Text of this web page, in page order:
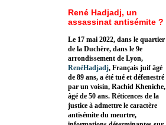
René Hadjadj, un
assassinat antisémite ?
Le 17 mai 2022, dans le quartier
de la Duchère, dans le 9e
arrondissement de Lyon,
RenéHadjadj, Français juif âgé
de 89 ans, a été tué et défenestré
par un voisin, Rachid Kheniche,
âgé de 50 ans. Réticences de la
justice à admettre le caractère
antisémite du meurtre,